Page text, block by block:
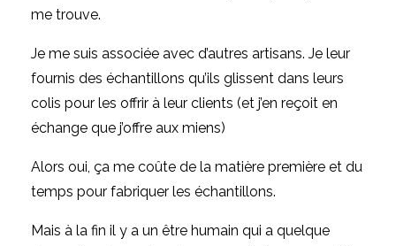
me trouve.
Je me suis associée avec d’autres artisans. Je leur
fournis des échantillons qu’ils glissent dans leurs
colis pour les offrir à leur clients (et j’en reçoit en
échange que j’offre aux miens)
Alors oui, ça me coûte de la matière première et du
temps pour fabriquer les échantillons.
Mais à la fin il y a un être humain qui a quelque